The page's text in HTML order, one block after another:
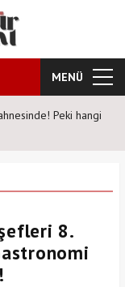
MENÜ
Peki hangi
8.